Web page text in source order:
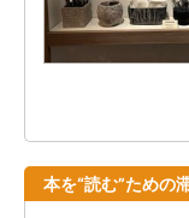
本を“読む”ための